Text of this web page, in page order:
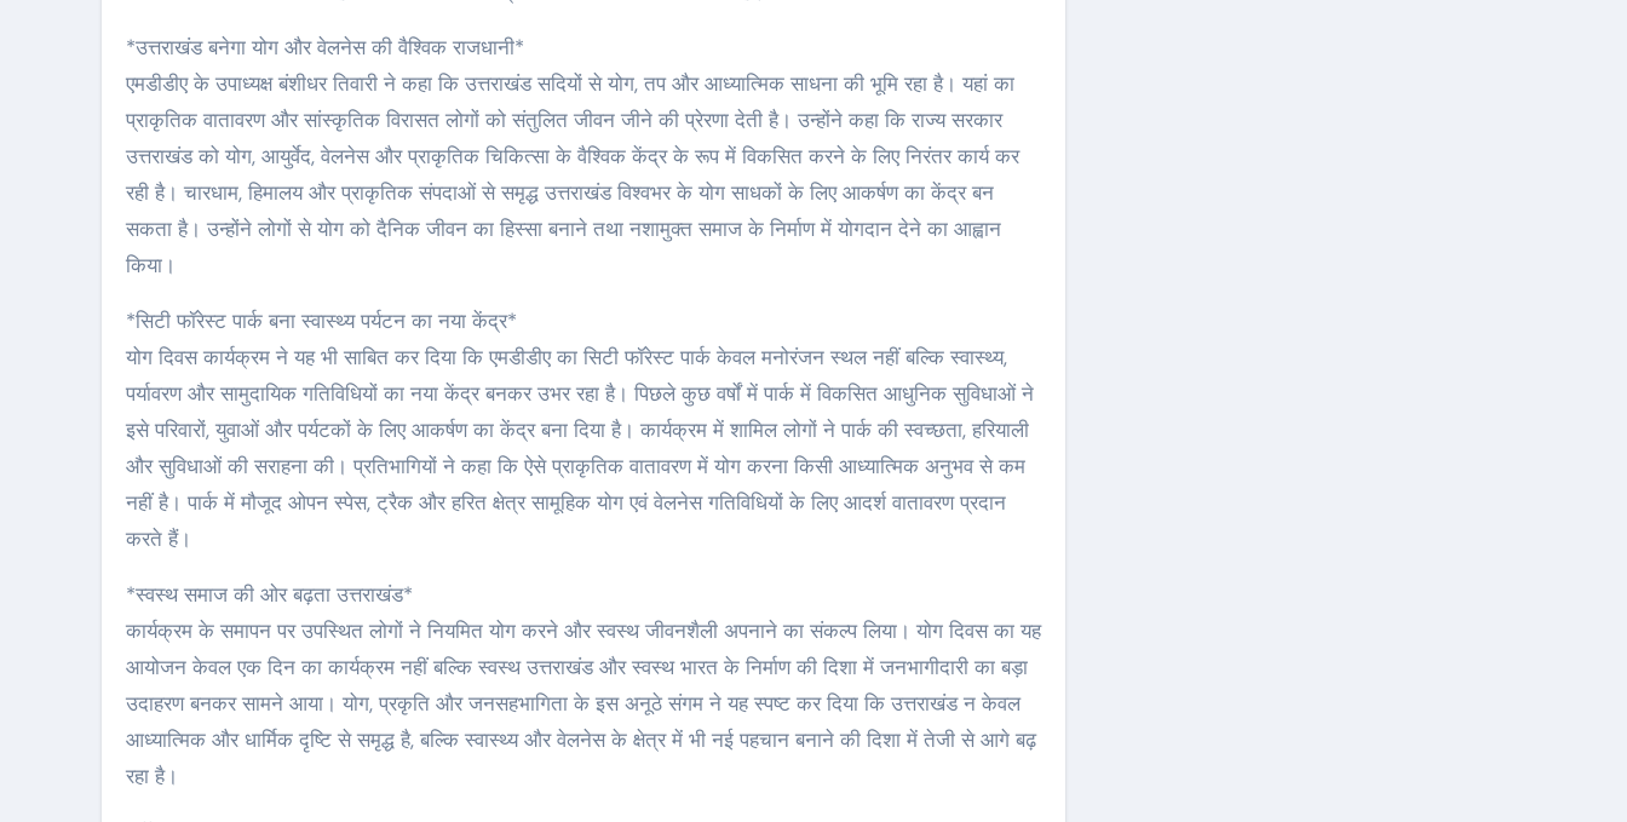
*उत्तराखंड बनेगा योग और वेलनेस की वैश्विक राजधानी*
एमडीडीए के उपाध्यक्ष बंशीधर तिवारी ने कहा कि उत्तराखंड सदियों से योग, तप और आध्यात्मिक साधना की भूमि रहा है। यहां का
प्राकृतिक वातावरण और सांस्कृतिक विरासत लोगों को संतुलित जीवन जीने की प्रेरणा देती है। उन्होंने कहा कि राज्य सरकार
उत्तराखंड को योग, आयुर्वेद, वेलनेस और प्राकृतिक चिकित्सा के वैश्विक केंद्र के रूप में विकसित करने के लिए निरंतर कार्य कर
रही है। चारधाम, हिमालय और प्राकृतिक संपदाओं से समृद्ध उत्तराखंड विश्वभर के योग साधकों के लिए आकर्षण का केंद्र बन
सकता है। उन्होंने लोगों से योग को दैनिक जीवन का हिस्सा बनाने तथा नशामुक्त समाज के निर्माण में योगदान देने का आह्वान
किया।
*सिटी फॉरेस्ट पार्क बना स्वास्थ्य पर्यटन का नया केंद्र*
योग दिवस कार्यक्रम ने यह भी साबित कर दिया कि एमडीडीए का सिटी फॉरेस्ट पार्क केवल मनोरंजन स्थल नहीं बल्कि स्वास्थ्य,
पर्यावरण और सामुदायिक गतिविधियों का नया केंद्र बनकर उभर रहा है। पिछले कुछ वर्षों में पार्क में विकसित आधुनिक सुविधाओं ने
इसे परिवारों, युवाओं और पर्यटकों के लिए आकर्षण का केंद्र बना दिया है। कार्यक्रम में शामिल लोगों ने पार्क की स्वच्छता, हरियाली
और सुविधाओं की सराहना की। प्रतिभागियों ने कहा कि ऐसे प्राकृतिक वातावरण में योग करना किसी आध्यात्मिक अनुभव से कम
नहीं है। पार्क में मौजूद ओपन स्पेस, ट्रैक और हरित क्षेत्र सामूहिक योग एवं वेलनेस गतिविधियों के लिए आदर्श वातावरण प्रदान
करते हैं।
*स्वस्थ समाज की ओर बढ़ता उत्तराखंड*
कार्यक्रम के समापन पर उपस्थित लोगों ने नियमित योग करने और स्वस्थ जीवनशैली अपनाने का संकल्प लिया। योग दिवस का यह
आयोजन केवल एक दिन का कार्यक्रम नहीं बल्कि स्वस्थ उत्तराखंड और स्वस्थ भारत के निर्माण की दिशा में जनभागीदारी का बड़ा
उदाहरण बनकर सामने आया। योग, प्रकृति और जनसहभागिता के इस अनूठे संगम ने यह स्पष्ट कर दिया कि उत्तराखंड न केवल
आध्यात्मिक और धार्मिक दृष्टि से समृद्ध है, बल्कि स्वास्थ्य और वेलनेस के क्षेत्र में भी नई पहचान बनाने की दिशा में तेजी से आगे बढ़
रहा है।